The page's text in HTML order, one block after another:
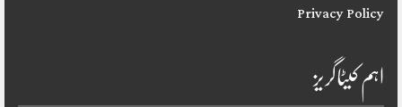
Privacy Policy
اہم کیٹاگریز